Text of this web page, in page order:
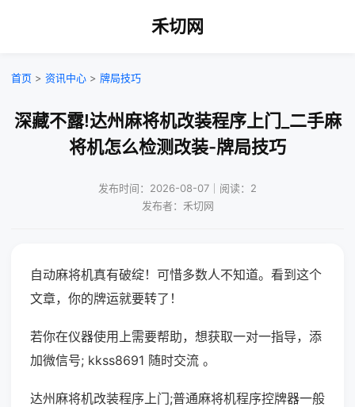
禾切网
首页 > 资讯中心 > 牌局技巧
深藏不露!达州麻将机改装程序上门_二手麻
将机怎么检测改装-牌局技巧
发布时间：2026-08-07｜阅读：2
发布者：禾切网
自动麻将机真有破绽！可惜多数人不知道。看到这个
文章，你的牌运就要转了！
若你在仪器使用上需要帮助，想获取一对一指导，添
加微信号; kkss8691 随时交流 。
达州麻将机改装程序上门;普通麻将机程序控牌器一般